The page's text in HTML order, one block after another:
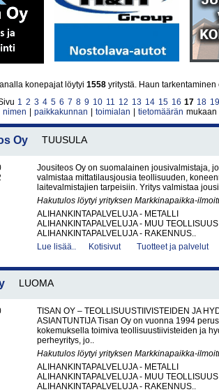
konepajat löytyi 1558 yritystä. Haun
1 2 3 4 5 6 7 8 9 10 11 12 13 14 15 16 17 18 19
nimen paikkakunnan toimialan tietomäärän mukaan
Oy TUUSULA
Jousiteos Oy on suomalainen jousivalmistaja,
valmistaa mittatilausjousia teollisuuden,
laitevalmistajien tarpeisiin. Yritys valmistaa
Hakutulos löytyi yrityksen Markkinapaikka-
ALIHANKINTAPALVELUJA - METALLI
ALIHANKINTAPALVELUJA - MUU TEOLLISUUS
ALIHANKINTAPALVELUJA - RAKENNUS..
Lue lisää..
Kotisivut Tuotteet ja palvelut
LUOMA
TISAN OY – TEOLLISUUSTIIVISTEIDEN JA
ASIANTUNTIJA Tisan Oy on vuonna 1994
kokemuksella toimiva teollisuustiivisteiden ja
perheyritys, jo..
Hakutulos löytyi yrityksen Markkinapaikka-
ALIHANKINTAPALVELUJA - METALLI
ALIHANKINTAPALVELUJA - MUU TEOLLISUUS
ALIHANKINTAPALVELUJA - RAKENNUS..